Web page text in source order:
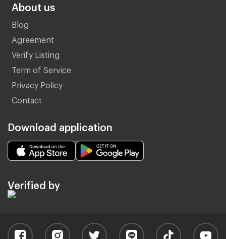
About us
Blog
Agreement
Verify Listing
Term of Service
Privacy Policy
Contact
Download application
Verified by